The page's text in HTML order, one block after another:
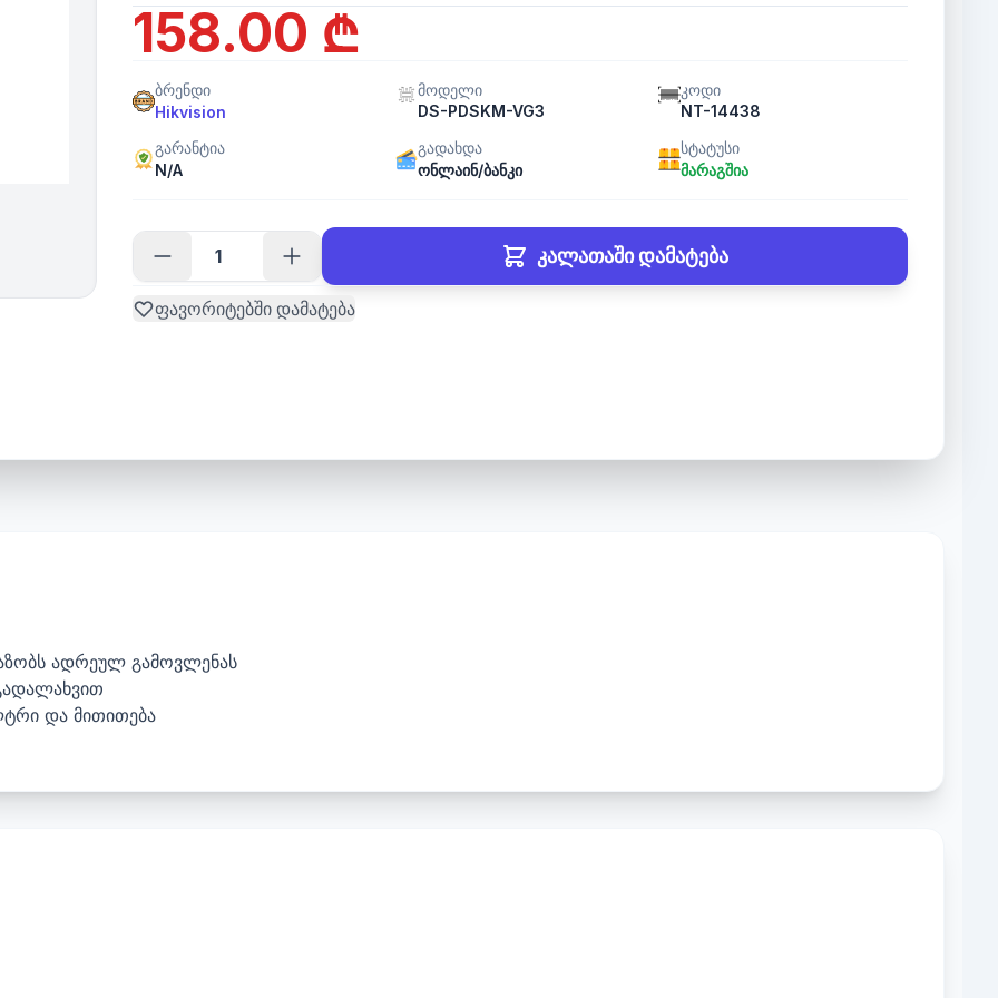
158.00 ₾
ბრენდი
Hikvision
მოდელი
DS-PDSKM-VG3
კოდი
NT-14438
გარანტია
N/A
გადახდა
ონლაინ/ბანკი
სტატუსი
მარაგშია
კალათაში დამატება
ფავორიტებში დამატება
ადრეულ გამოვლენას
და მითითება